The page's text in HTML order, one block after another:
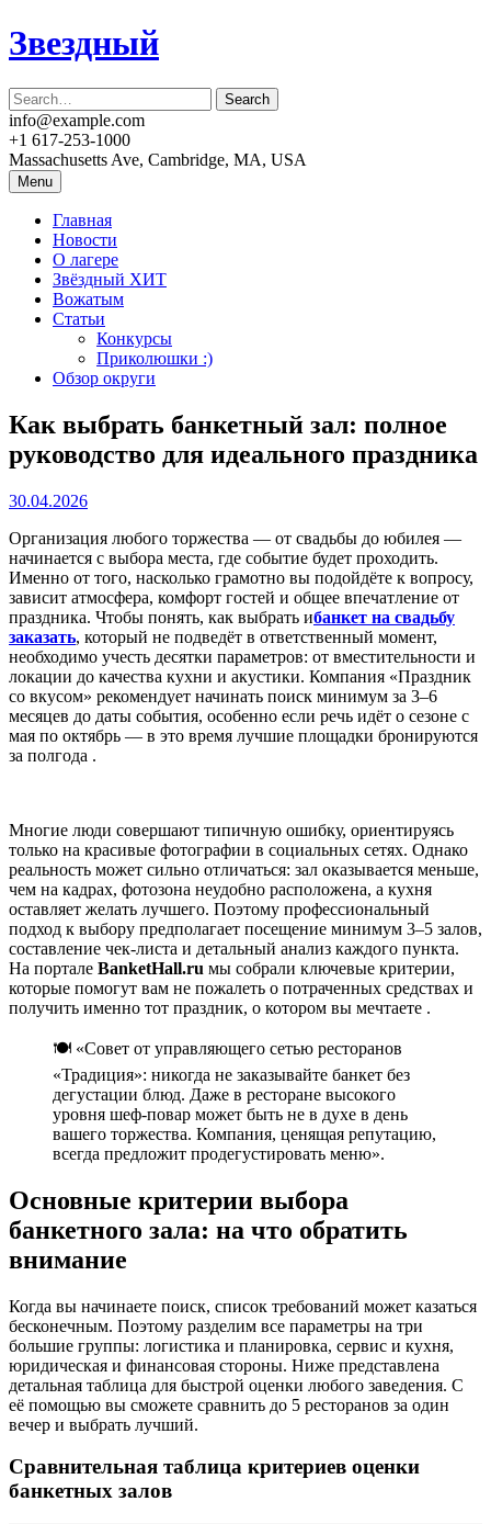
Skip
to
Звездный
info@example.com
+1 617-253-1000
Massachusetts Ave, Cambridge, MA, USA
Menu
Главная
Новости
О лагере
Звёздный ХИТ
Вожатым
Статьи
Конкурсы
Приколюшки :)
Обзор округи
Как выбрать банкетный зал: полное
руководство для идеального праздника
30.04.2026
Организация любого торжества — от свадьбы до юбилея —
начинается с выбора места, где событие будет проходить.
Именно от того, насколько грамотно вы подойдёте к вопросу,
зависит атмосфера, комфорт гостей и общее впечатление от
праздника. Чтобы понять, как выбрать ибанкет на свадьбу
заказать, который не подведёт в ответственный момент,
необходимо учесть десятки параметров: от вместительности и
локации до качества кухни и акустики. Компания «Праздник
со вкусом» рекомендует начинать поиск минимум за 3–6
месяцев до даты события, особенно если речь идёт о сезоне с
мая по октябрь — в это время лучшие площадки бронируются
за полгода .
Многие люди совершают типичную ошибку, ориентируясь
только на красивые фотографии в социальных сетях. Однако
реальность может сильно отличаться: зал оказывается меньше,
чем на кадрах, фотозона неудобно расположена, а кухня
оставляет желать лучшего. Поэтому профессиональный
подход к выбору предполагает посещение минимум 3–5 залов,
составление чек-листа и детальный анализ каждого пункта.
На портале BanketHall.ru мы собрали ключевые критерии,
которые помогут вам не пожалеть о потраченных средствах и
получить именно тот праздник, о котором вы мечтаете .
🍽️ «Совет от управляющего сетью ресторанов
«Традиция»: никогда не заказывайте банкет без
дегустации блюд. Даже в ресторане высокого
уровня шеф-повар может быть не в духе в день
вашего торжества. Компания, ценящая репутацию,
всегда предложит продегустировать меню».
Основные критерии выбора
банкетного зала: на что обратить
внимание
Когда вы начинаете поиск, список требований может казаться
бесконечным. Поэтому разделим все параметры на три
большие группы: логистика и планировка, сервис и кухня,
юридическая и финансовая стороны. Ниже представлена
детальная таблица для быстрой оценки любого заведения. С
её помощью вы сможете сравнить до 5 ресторанов за один
вечер и выбрать лучший.
Сравнительная таблица критериев оценки
банкетных залов